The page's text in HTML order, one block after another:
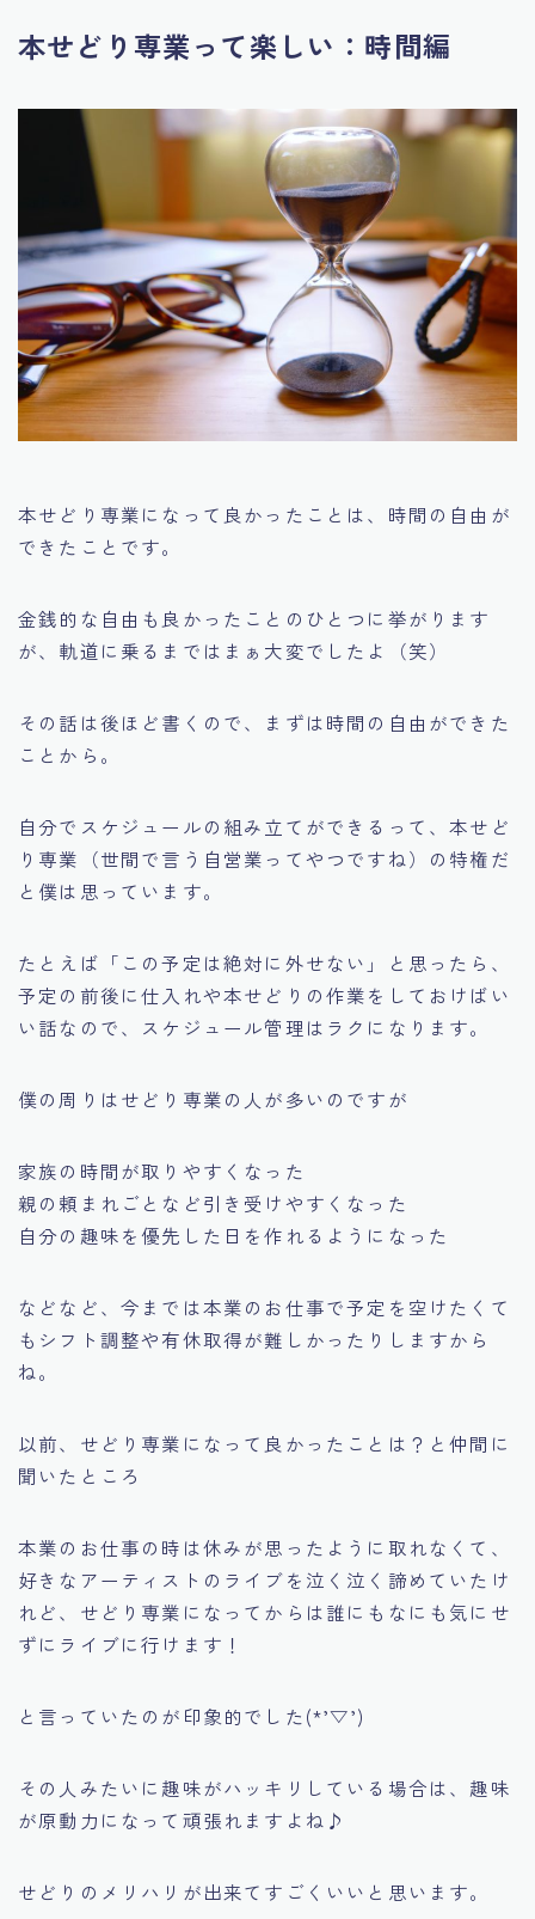
本せどり専業って楽しい：時間編
本せどり専業になって良かったことは、時間の自由が
できたことです。
金銭的な自由も良かったことのひとつに挙がります
が、軌道に乗るまではまぁ大変でしたよ（笑）
その話は後ほど書くので、まずは時間の自由ができた
ことから。
自分でスケジュールの組み立てができるって、本せど
り専業（世間で言う自営業ってやつですね）の特権だ
と僕は思っています。
たとえば 「この予定は絶対に外せない」
と思ったら、
予定の前後に仕入れや本せどりの作業をしておけばい
い話なので、スケジュール管理はラクになります。
僕の周りはせどり専業の人が多いのですが
家族の時間が取りやすくなった
親の頼まれごとなど引き受けやすくなった
自分の趣味を優先した日を作れるようになった
などなど、今までは本業のお仕事で予定を空けたくて
もシフト調整や有休取得が難しかったりしますから
ね。
以前、せどり専業になって良かったことは？と仲間に
聞いたところ
本業のお仕事の時は休みが思ったように取れなくて、
好きなアーティストのライブを泣く泣く諦めていたけ
れど、せどり専業になってからは誰にもなにも気にせ
ずにライブに行けます！
と言っていたのが印象的でした(*’▽’)
その人みたいに趣味がハッキリしている場合は、趣味
が原動力になって頑張れますよね♪
せどりのメリハリが出来てすごくいいと思います。